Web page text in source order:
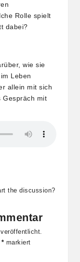
Rolle spielt
dabei?
wie sie
Leben
allein mit sich
Gespräch mit
the discussion?
* markiert